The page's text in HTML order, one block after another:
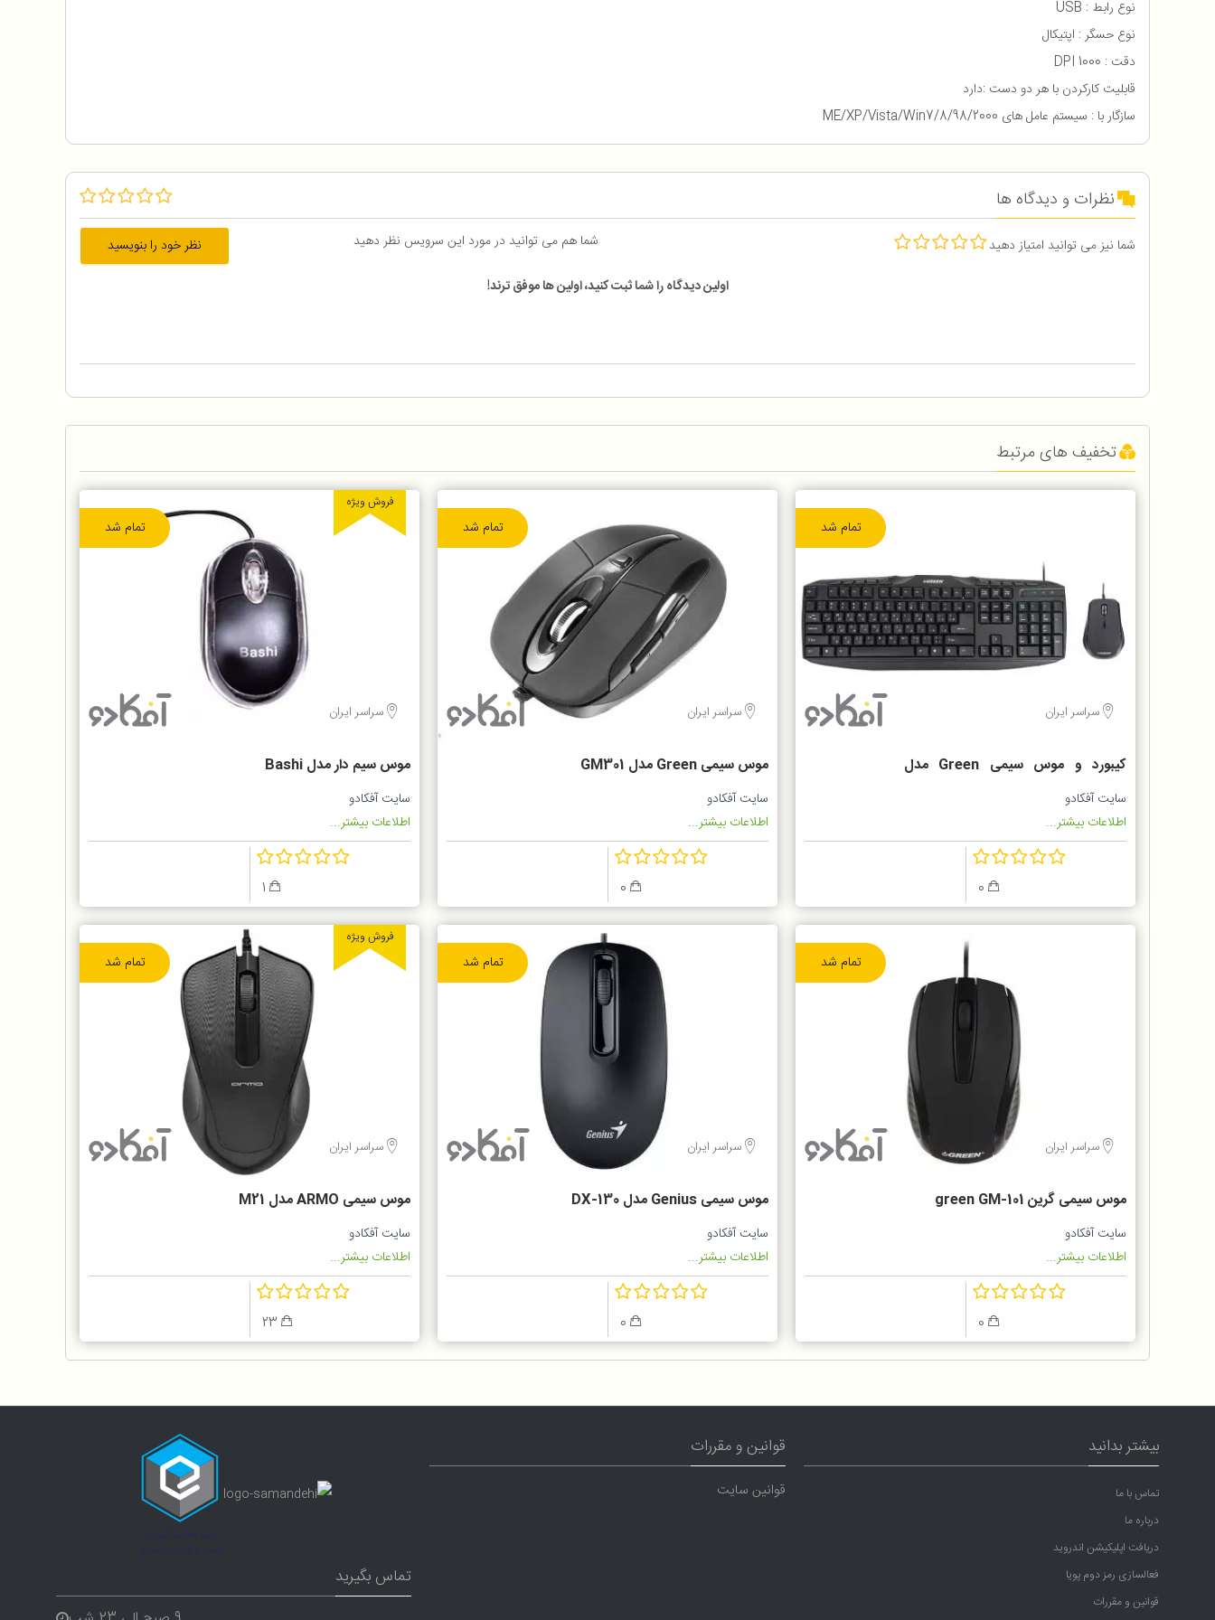
نوع رابط : USB
نوع حسگر : اپتیکال
دقت : 1000 DPI
قابلیت کارکردن با هر دو دست :دارد
سازگار با : سیستم عامل های 98/2000/ME/XP/Vista/Win7/8
نظرات و دیدگاه ها
شما نیز می توانید امتیاز دهید شما هم می توانید در مورد این سرویس نظر دهید
نظر خود را بنویسید
اولین دیدگاه را شما ثبت کنید، اولین ها موفق ترند!
تخفیف های مرتبط
تمام شد
سراسر ایران
کیبورد و موس سیمی Green مدل
GKM305
سایت آفکادو
اطلاعات بیشتر...
تمام شد
سراسر ایران
موس سیمی Green مدل GM301
سایت آفکادو
اطلاعات بیشتر...
تمام شد
فروش ویژه
سراسر ایران
موس سیم دار مدل Bashi
سایت آفکادو
اطلاعات بیشتر...
تمام شد
سراسر ایران
موس سیمی گرین green GM-101
سایت آفکادو
اطلاعات بیشتر...
تمام شد
سراسر ایران
موس سیمی Genius مدل DX-130
سایت آفکادو
اطلاعات بیشتر...
تمام شد
فروش ویژه
سراسر ایران
موس سیمی ARMO مدل M21
سایت آفکادو
اطلاعات بیشتر...
بیشتر بدانید
تماس با ما
درباره ما
دریافت اپلیکیشن اندروید
فعالسازی رمز دوم پویا
قوانین و مقررات
قوانین و مقررات
قوانین سایت
تماس بگیرید